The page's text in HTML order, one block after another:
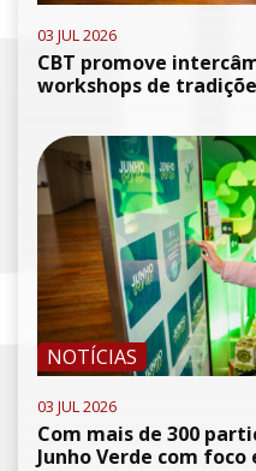
03 JUL 2026
CBT promove
workshops de
NOTÍCIAS
03 JUL 2026
Com mais de 300
Junho Verde com